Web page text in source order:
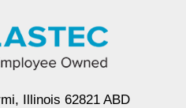
Illinois 62821 ABD